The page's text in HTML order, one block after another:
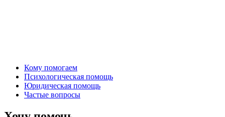
Кому помогаем
Психологическая помощь
Юридическая помощь
Частые вопросы